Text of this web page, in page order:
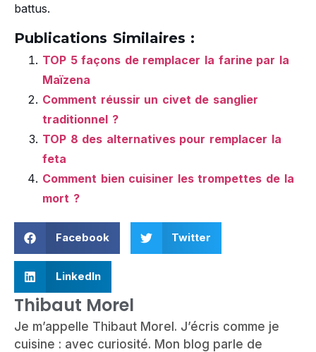
battus.
Publications Similaires :
TOP 5 façons de remplacer la farine par la
Maïzena
Comment réussir un civet de sanglier
traditionnel ?
TOP 8 des alternatives pour remplacer la
feta
Comment bien cuisiner les trompettes de la
mort ?
Facebook Twitter
LinkedIn
Thibaut Morel
Je m’appelle Thibaut Morel. J’écris comme je
cuisine : avec curiosité. Mon blog parle de